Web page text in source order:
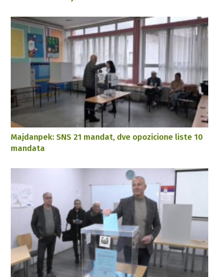
Majdanpek: SNS 21 mandat, dve opozicione liste 10
mandata